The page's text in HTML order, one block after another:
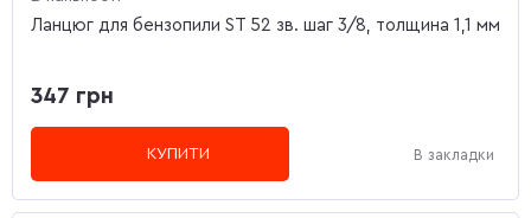
Ланцюг для бензопили ST 52 зв. шаг 3/8, толщина 1,1 мм
347 грн
КУПИТИ В закладки